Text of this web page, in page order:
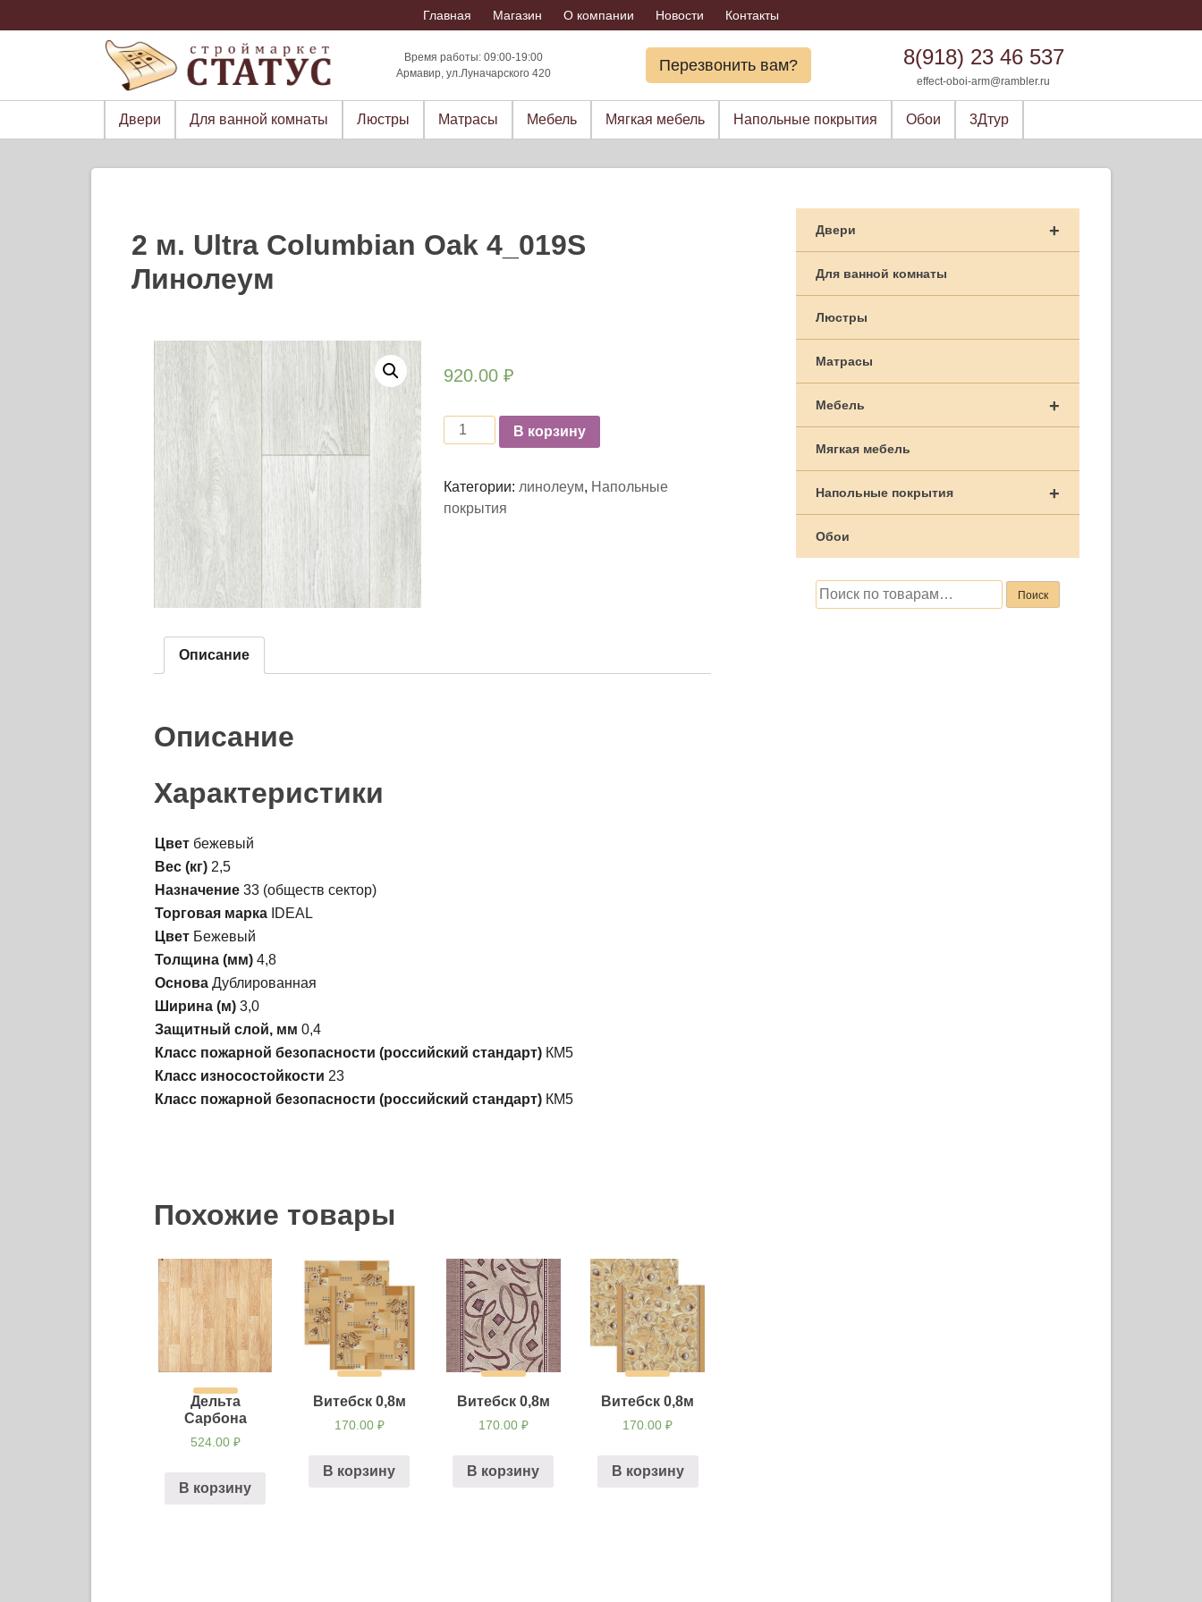
to
Главная Магазин О компании Новости Контакты
Время работы: 09:00-19:00
Армавир, ул.Луначарского 420
Перезвонить вам? 8(918) 23 46 537
effect-oboi-arm@rambler.ru
Двери Для ванной комнаты Люстры Матрасы Мебель Мягкая мебель Напольные покрытия Обои 3Дтур
2 м. Ultra Columbian Oak 4_019S
Линолеум
920.00₽
КоличествоВ корзину
Категории: линолеум, Напольные
покрытия
Описание
Описание
Характеристики
Цвет бежевый
Вес (кг) 2,5
Назначение 33 (обществ сектор)
Торговая марка IDEAL
Цвет Бежевый
Толщина (мм) 4,8
Основа Дублированная
Ширина (м) 3,0
Защитный слой, мм 0,4
Класс пожарной безопасности (российский стандарт) КМ5
Класс износостойкости 23
Класс пожарной безопасности (российский стандарт) КМ5
Похожие товары
Дельта
Сарбона
524.00 ₽
В корзину
Витебск 0,8м
170.00 ₽
В корзину
Витебск 0,8м
170.00 ₽
В корзину
Витебск 0,8м
170.00₽
В корзину
+
Двери
Для ванной комнаты
Люстры
Матрасы
+
Мебель
Мягкая мебель
+
Напольные покрытия
Обои
Искать: Поиск